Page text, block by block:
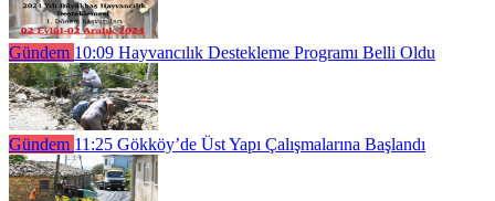
Gündem 10:09 Hayvancılık Destekleme Programı Belli Oldu
Gündem 11:25 Gökköy’de Üst Yapı Çalışmalarına Başlandı